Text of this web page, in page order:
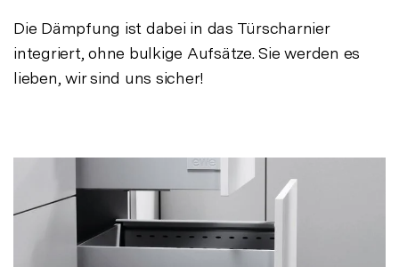
Die Dämpfung ist dabei in das Türscharnier
integriert, ohne bulkige Aufsätze. Sie werden es
lieben, wir sind uns sicher!